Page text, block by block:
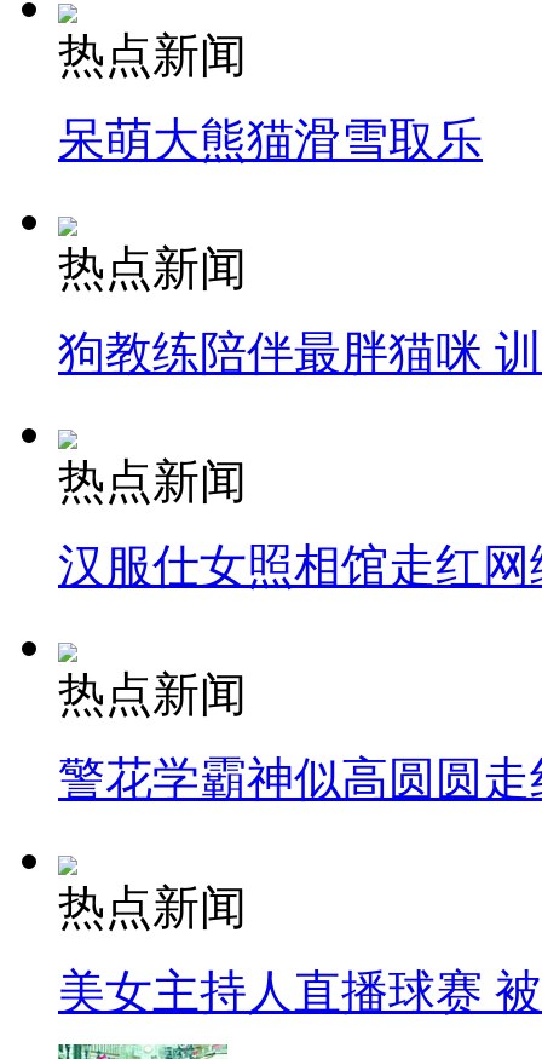
热点新闻
呆萌大熊猫滑雪取乐
热点新闻
狗教练陪伴最胖猫咪
热点新闻
汉服仕女照相馆走红网
热点新闻
警花学霸神似高圆圆走
热点新闻
美女主持人直播球赛